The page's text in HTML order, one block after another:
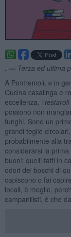
. — Terza ed ultima
A Pontremoli, e in
Cucina casalinga e
eccellenza, i testaroli
possono non
funghi. Sono un
grandi teglie
probabilmente alla
considerarsi la
buoni; quelli fatti in
odori dei boschi di
capiscono o fai
locali, è meglio,
campanilisti, è che